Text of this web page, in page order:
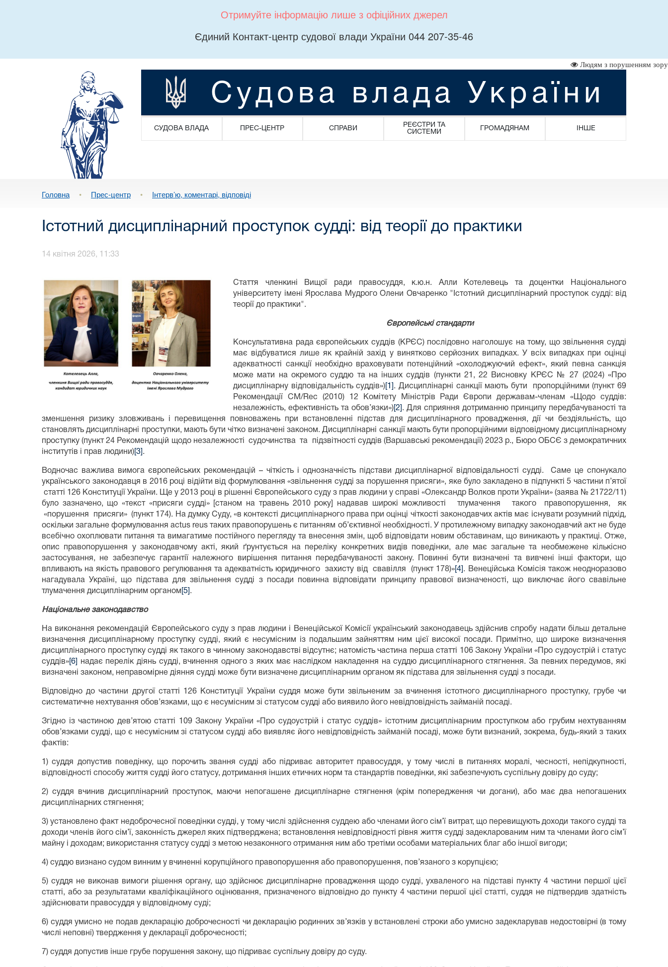
Отримуйте інформацію лише з офіційних джерел
Єдиний Контакт-центр судової влади України 044 207-35-46
Людям з порушенням зору
Судова влада України
СУДОВА ВЛАДА ПРЕС-ЦЕНТР СПРАВИ
РЕЄСТРИ ТА
СИСТЕМИ
ГРОМАДЯНАМ ІНШЕ
Головна • Прес-центр • Інтерв’ю, коментарі, відповіді
Істотний дисциплінарний проступок судді: від теорії до практики
14 квітня 2026, 11:33
Стаття членкині Вищої ради правосуддя, к.ю.н. Алли Котелевець та доцентки Національного
університету імені Ярослава Мудрого Олени Овчаренко "Істотний дисциплінарний проступок судді: від
теорії до практики".
Європейські стандарти
Консультативна рада європейських суддів (КРЄС) послідовно наголошує на тому, що звільнення судді
має відбуватися лише як крайній захід у винятково серйозних випадках. У всіх випадках при оцінці
адекватності санкції необхідно враховувати потенційний «охолоджуючий ефект», який певна санкція
може мати на окремого суддю та на інших суддів (пункти 21, 22 Висновку КРЄС № 27 (2024) «Про
дисциплінарну відповідальність суддів»)
. Дисциплінарні санкції мають бути пропорційними (пункт 69
Рекомендації CM/Rec (2010) 12 Комітету Міністрів Ради Європи державам-членам «Щодо суддів:
незалежність, ефективність та обов’язки») [2] . Для сприяння дотриманню принципу передбачуваності та
зменшення ризику зловживань і перевищення повноважень при встановленні підстав для дисциплінарного провадження, дії чи бездіяльність, що
становлять дисциплінарні проступки, мають бути чітко визначені законом. Дисциплінарні санкції мають бути пропорційними відповідному дисциплінарному
проступку (пункт 24 Рекомендацій щодо незалежності судочинства та підзвітності суддів (Варшавські рекомендації) 2023 р., Бюро ОБСЄ з демократичних
інститутів і прав людини) [3] .
Водночас важлива вимога європейських рекомендацій – чіткість і однозначність підстави дисциплінарної відповідальності судді. Саме це спонукало
українського законодавця в 2016 році відійти від формулювання «звільнення судді за порушення присяги», яке було закладено в підпункті 5 частини п’ятої
статті 126 Конституції України. Ще у 2013 році в рішенні Європейського суду з прав людини у справі «Олександр Волков проти України» (заява № 21722/11)
було зазначено, що «текст «присяги судді» [станом на травень 2010 року] надавав широкі можливості тлумачення такого правопорушення, як
«порушення присяги» (пункт 174). На думку Суду, «в контексті дисциплінарного права при оцінці чіткості законодавчих актів має існувати розумний підхід,
оскільки загальне формулювання actus reus таких правопорушень є питанням об’єктивної необхідності. У протилежному випадку законодавчий акт не буде
всебічно охоплювати питання та вимагатиме постійного перегляду та внесення змін, щоб відповідати новим обставинам, що виникають у практиці. Отже,
опис правопорушення у законодавчому акті, який ґрунтується на переліку конкретних видів поведінки, але має загальне та необмежене кількісно
застосування, не забезпечує гарантії належного вирішення питання передбачуваності закону. Повинні бути визначені та вивчені інші фактори, що
впливають на якість правового регулювання та адекватність юридичного захисту від свавілля (пункт 178)» [4] . Венеційська Комісія також неодноразово
нагадувала Україні, що підстава для звільнення судді з посади повинна відповідати принципу правової визначеності, що виключає його свавільне
тлумачення дисциплінарним органом [5] .
Національне законодавство
На виконання рекомендацій Європейського суду з прав людини і Венеційської Комісії український законодавець здійснив спробу надати більш детальне
визначення дисциплінарному проступку судді, який є несумісним із подальшим зайняттям ним цієї високої посади. Примітно, що широке визначення
дисциплінарного проступку судді як такого в чинному законодавстві відсутнє; натомість частина перша статті 106 Закону України «Про судоустрій і статус
суддів» [6]
надає перелік діянь судді, вчинення одного з яких має наслідком накладення на суддю дисциплінарного стягнення. За певних передумов, які
визначені законом, неправомірне діяння судді може бути визначене дисциплінарним органом як підстава для звільнення судді з посади.
Відповідно до частини другої статті 126 Конституції України суддя може бути звільненим за вчинення істотного дисциплінарного проступку, грубе чи
систематичне нехтування обов’язками, що є несумісним зі статусом судді або виявило його невідповідність займаній посаді.
Згідно із частиною дев’ятою статті 109 Закону України «Про судоустрій і статус суддів» істотним дисциплінарним проступком або грубим нехтуванням
обов’язками судді, що є несумісним зі статусом судді або виявляє його невідповідність займаній посаді, може бути визнаний, зокрема, будь-який з таких
фактів:
1) суддя допустив поведінку, що порочить звання судді або підриває авторитет правосуддя, у тому числі в питаннях моралі, чесності, непідкупності,
відповідності способу життя судді його статусу, дотримання інших етичних норм та стандартів поведінки, які забезпечують суспільну довіру до суду;
2) суддя вчинив дисциплінарний проступок, маючи непогашене дисциплінарне стягнення (крім попередження чи догани), або має два непогашених
дисциплінарних стягнення;
3) установлено факт недоброчесної поведінки судді, у тому числі здійснення суддею або членами його сім’ї витрат, що перевищують доходи такого судді та
доходи членів його сім’ї, законність джерел яких підтверджена; встановлення невідповідності рівня життя судді задекларованим ним та членами його сім’ї
майну і доходам; використання статусу судді з метою незаконного отримання ним або третіми особами матеріальних благ або іншої вигоди;
4) суддю визнано судом винним у вчиненні корупційного правопорушення або правопорушення, пов’язаного з корупцією;
5) суддя не виконав вимоги рішення органу, що здійснює дисциплінарне провадження щодо судді, ухваленого на підставі пункту 4 частини першої цієї
статті, або за результатами кваліфікаційного оцінювання, призначеного відповідно до пункту 4 частини першої цієї статті, суддя не підтвердив здатність
здійснювати правосуддя у відповідному суді;
6) суддя умисно не подав декларацію доброчесності чи декларацію родинних зв’язків у встановлені строки або умисно задекларував недостовірні (в тому
числі неповні) твердження у декларації доброчесності;
7) суддя допустив інше грубе порушення закону, що підриває суспільну довіру до суду.